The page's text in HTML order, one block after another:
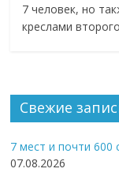
7 человек, но
креслами
Свежие
7 мест и почти 600
07.08.2026